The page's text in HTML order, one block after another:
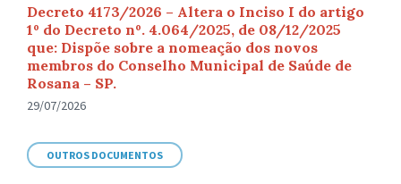
Decreto 4173/2026 – Altera o Inciso I do artigo
1º do Decreto nº. 4.064/2025, de 08/12/2025
que: Dispõe sobre a nomeação dos novos
membros do Conselho Municipal de Saúde de
Rosana – SP.
29/07/2026
OUTROS DOCUMENTOS